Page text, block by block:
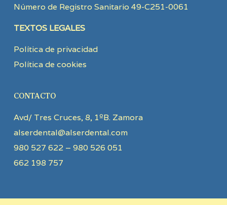
Número de Registro Sanitario 49-C251-0061
TEXTOS LEGALES
Política de privacidad
Política de cookies
CONTACTO
Avd/ Tres Cruces, 8, 1ºB. Zamora
alserdental@alserdental.com
980 527 622 – 980 526 051
662 198 757